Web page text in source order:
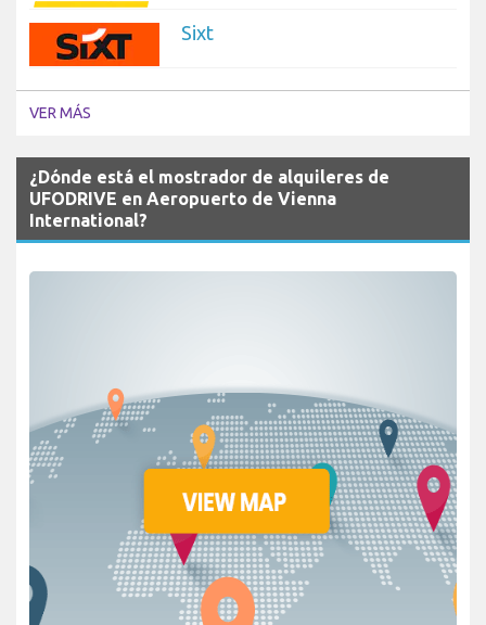
Sixt
VER MÁS
¿Dónde está el mostrador de alquileres de
UFODRIVE en Aeropuerto de Vienna
International?